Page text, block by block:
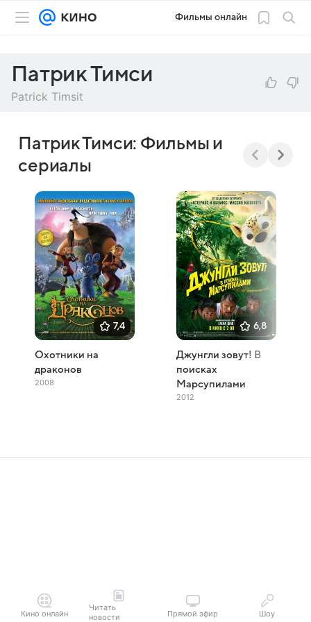
Фильмы онлайн
Патрик Тимси
Patrick Timsit
Патрик Тимси: Фильмы и
сериалы
7,4
Охотники на
драконов
2008
6,8
Джунгли зовут! В
поисках
Марсупилами
2012
Кино онлайн
Читать
новости
Прямой эфир Шоу